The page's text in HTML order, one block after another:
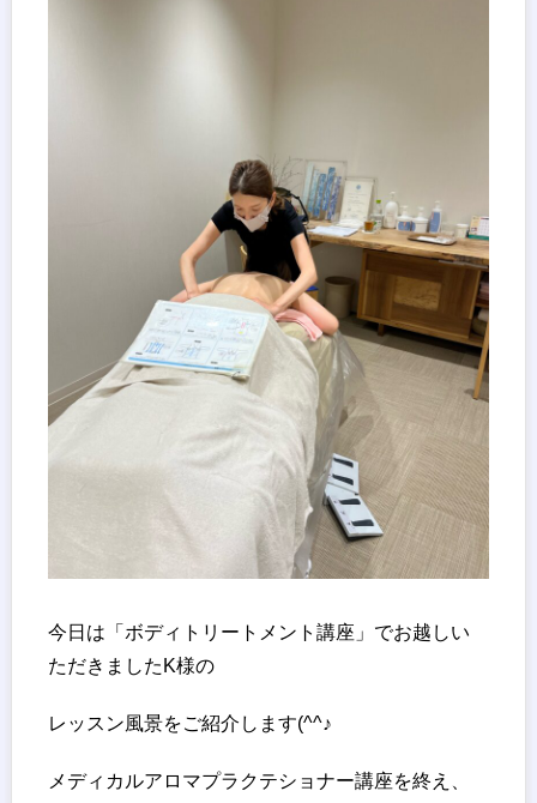
今日は「ボディトリートメント講座」でお越しい
ただきましたK様の
レッスン風景をご紹介します(^^♪
メディカルアロマプラクテショナー講座を終え、